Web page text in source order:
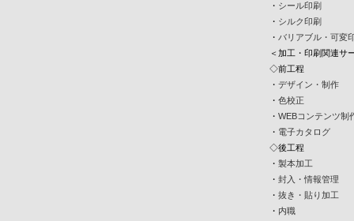
・ シール印刷
・ シルク印刷
・ バリアブル・可変
＜加工・印刷関連サ
◇前工程
・ デザイン・制作
・ 色校正
・ WEBコンテンツ制
・ 電子カタログ
◇後工程
・ 製本加工
・ 封入・情報管理
・ 抜き・貼り加工
・ 内職